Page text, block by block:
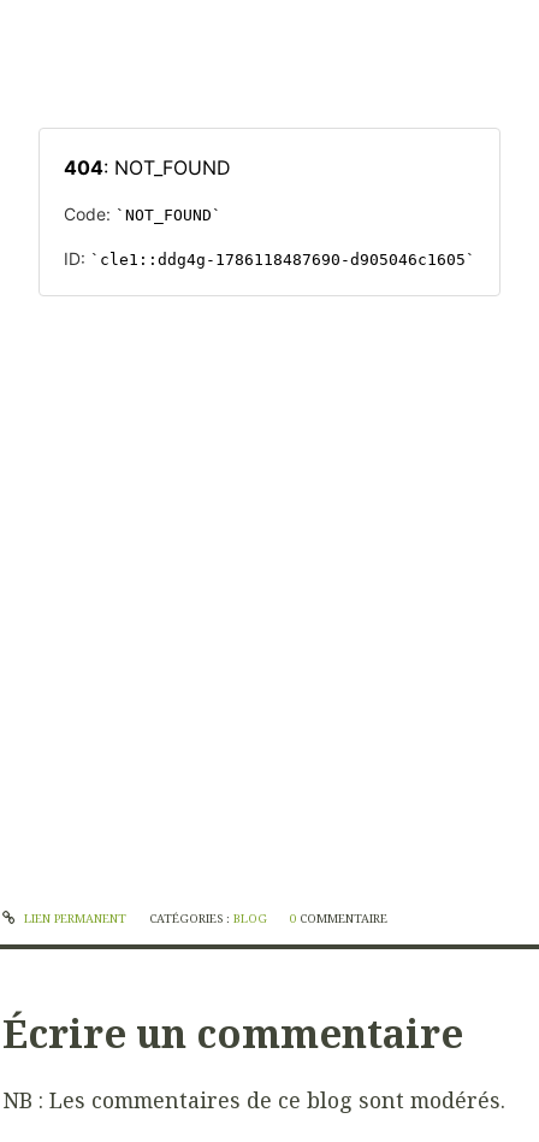
LIEN PERMANENT CATÉGORIES : BLOG 0 COMMENTAIRE
Écrire un commentaire
NB : Les commentaires de ce blog sont modérés.